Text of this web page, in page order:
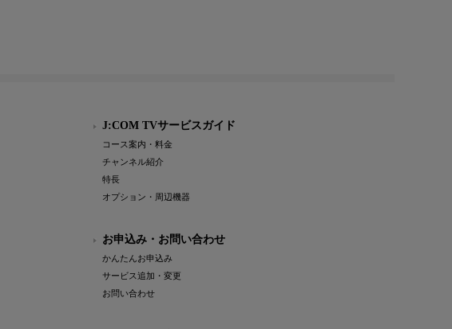
J:COM TVサービスガイド
コース案内・料金
チャンネル紹介
特長
オプション・周辺機器
お申込み・お問い合わせ
かんたんお申込み
サービス追加・変更
お問い合わせ